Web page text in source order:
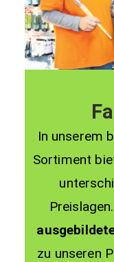
In unserem
Sortiment
zu unseren